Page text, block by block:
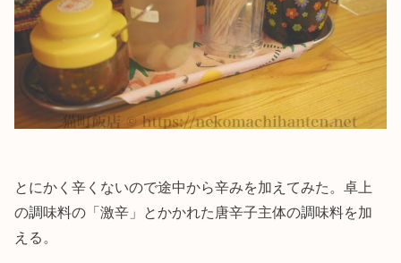
とにかく辛くないので途中から辛みを加えてみた。卓上
の調味料の「激辛」とかかれた唐辛子主体の調味料を加
える。